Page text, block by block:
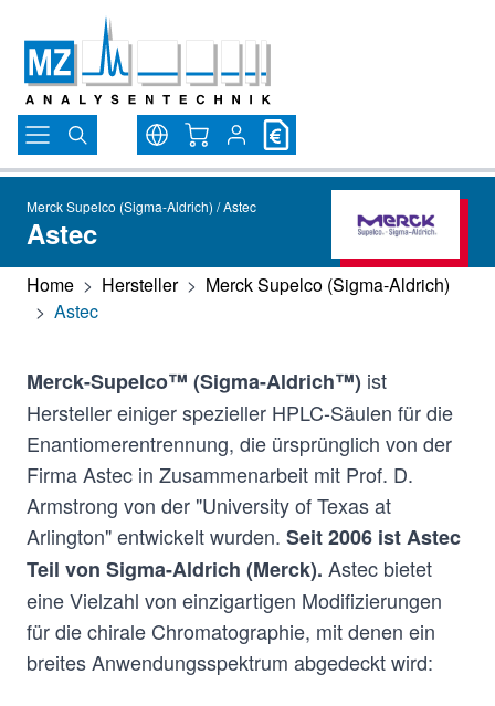
Direkt zum Inhalt
Warenkorb
Merck Supelco (Sigma-Aldrich) / Astec
Astec
Home > Hersteller > Merck Supelco (Sigma-Aldrich)
> Astec
Merck-Supelco™ (Sigma-Aldrich™) ist
Hersteller einiger spezieller HPLC-Säulen für die
Enantiomerentrennung, die ürsprünglich von der
Firma Astec in Zusammenarbeit mit Prof. D.
Armstrong von der "University of Texas at
Arlington" entwickelt wurden. Seit 2006 ist Astec
Teil von Sigma-Aldrich (Merck). Astec bietet
eine Vielzahl von einzigartigen Modifizierungen
für die chirale Chromatographie, mit denen ein
breites Anwendungsspektrum abgedeckt wird: